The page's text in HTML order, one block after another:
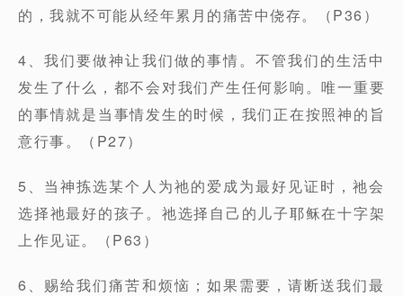
的，我就不可能从经年累月的痛苦中侥存。（P36）
4、我们要做神让我们做的事情。不管我们的生活中
发生了什么，都不会对我们产生任何影响。唯一重要
的事情就是当事情发生的时候，我们正在按照神的旨
意行事。（P27）
5、当神拣选某个人为祂的爱成为最好见证时，祂会
选择祂最好的孩子。祂选择自己的儿子耶稣在十字架
上作见证。（P63）
6、赐给我们痛苦和烦恼；如果需要，请断送我们最